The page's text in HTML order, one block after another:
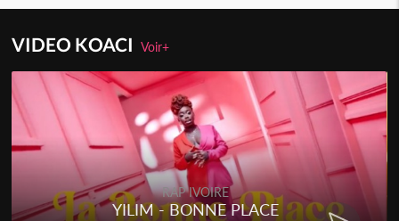
VIDEO KOACIVoir+
RAP IVOIRE
YILIM - BONNE PLACE